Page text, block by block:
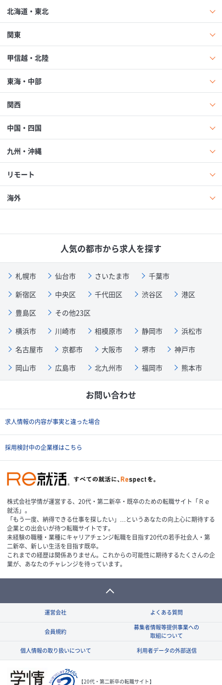
北海道・東北
関東
甲信越・北陸
東海・中部
関西
中国・四国
九州・沖縄
リモート
海外
人気の都市から求人を探す
札幌市 仙台市 さいたま市
千葉市
新宿区
中央区 千代田区 渋谷区
港区
豊島区
その他23区
横浜市
川崎市 相模原市 静岡市
浜松市
名古屋市
京都市 大阪市 堺市
神戸市
岡山市
広島市 北九州市 福岡市 熊本市
お問い合わせ
求人情報の内容が事実と違った場合
採用検討中の企業様はこちら
株式会社学情が運営する、20代・第二新卒・既卒のための転職サイト「Ｒｅ
就活」。
「もう一度、納得できる仕事を探したい」…というあなたの向上心に期待する
企業との出会いが待つ転職サイトです。
未経験の職種・業種にキャリアチェンジ転職を目指す20代の若手社会人・第
二新卒、新しい生活を目指す既卒。
これまでの経歴は関係ありません。これからの可能性に期待するたくさんの企
業が、あなたのチャレンジを待っています。
運営会社 よくある質問
会員規約
募集者情報等提供事業への
取組について
個人情報の取り扱いについて
利用者データの外部送信
【20代・第二新卒の転職サイト】